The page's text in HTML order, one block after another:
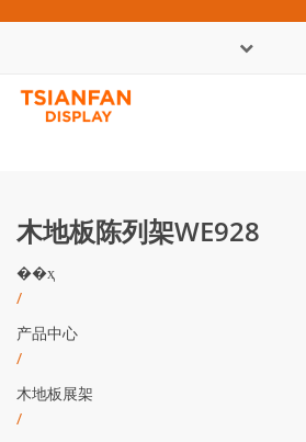
木地板陈列架WE928
��ҳ
/
产品中心
/
木地板展架
/